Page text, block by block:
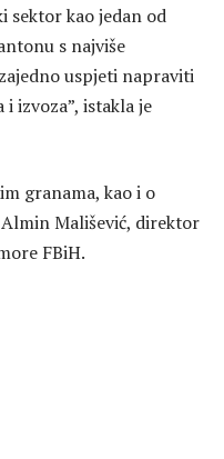
sektor kao jedan od
s najviše
uspjeti napraviti
izvoza”, istakla je
granama, kao i o
Mališević, direktor
FBiH.